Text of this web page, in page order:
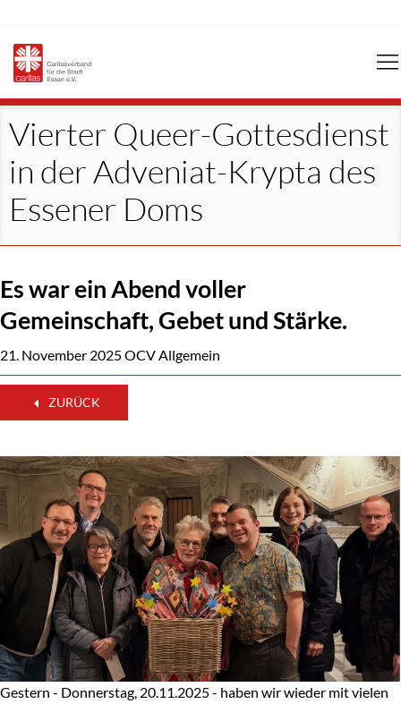
Vierter Queer-Gottesdienst
in der Adveniat-Krypta des
Essener Doms
Es war ein Abend voller
Gemeinschaft, Gebet und Stärke.
21. November 2025OCV Allgemein
ZURÜCK
Gestern - Donnerstag, 20.11.2025 - haben wir wieder mit vielen